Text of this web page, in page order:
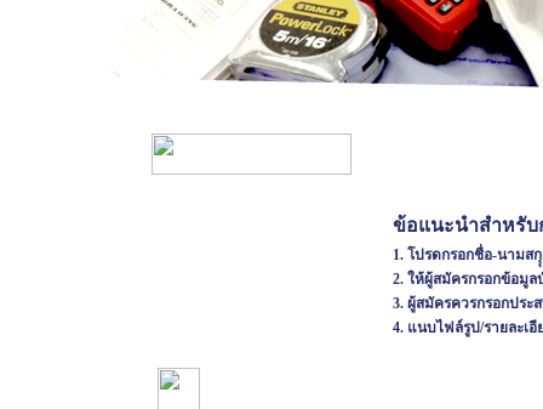
ข้อแนะนำสำหรับ
1. โปรดกรอกชื่อ-นามส
2. ให้ผู้สมัครกรอกข้อมู
3. ผู้สมัครควรกรอกประ
4. แนบไฟล์รูป/รายละเ